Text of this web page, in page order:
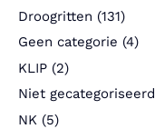
Droogritten (131)
Geen categorie (4)
KLIP (2)
Niet gecategoriseerd
NK (5)